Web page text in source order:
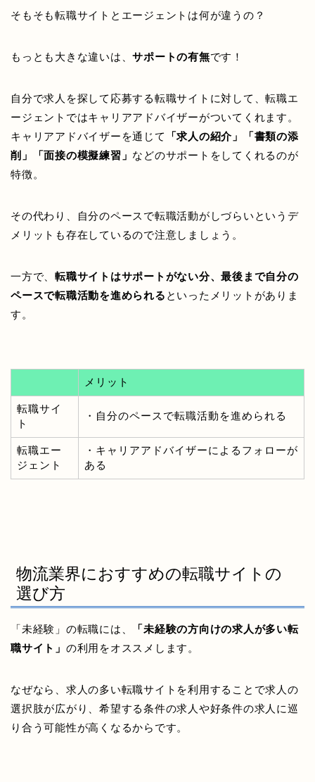
そもそも転職サイトとエージェントは何が違うの？
もっとも大きな違いは、サポートの有無です！
自分で求人を探して応募する転職サイトに対して、転職エ
ージェントではキャリアアドバイザーがついてくれます。
キャリアアドバイザーを通じて
「求人の紹介」「書類の添
削」「面接の模擬練習」 などのサポートをしてくれるのが
特徴。
その代わり、自分のペースで転職活動がしづらいというデ
メリットも存在しているので注意しましょう。
一方で、転職サイトはサポートがない分、最後まで自分の
ペースで転職活動を進められる といったメリットがありま
す。
メリット
転職サイ
ト
・自分のペースで転職活動を進められる
転職エー
ジェント
・キャリアアドバイザーによるフォローが
ある
物流業界におすすめの転職サイトの
選び方
「未経験」の転職には、
「未経験の方向けの求人が多い転
職サイト」 の利用をオススメします。
なぜなら、求人の多い転職サイトを利用することで求人の
選択肢が広がり、希望する条件の求人や好条件の求人に巡
り合う可能性が高くなるからです。